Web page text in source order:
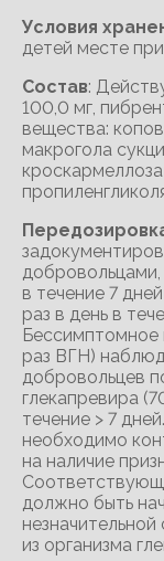
Условия
детей месте
Состав:
100,0 мг,
вещества:
макрогола
добровольцами,
в течение 7
раз в день в
раз ВГН)
добровольцев
глекапревира
течение > 7
необходимо
на наличие
должно быть
из организма